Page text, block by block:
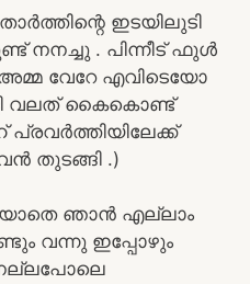
ഇടയിലുടി
നനച്ചു . പിന്നീട് ഫുൾ
വേറേ എവിടെയോ
വലത് കൈകൊണ്ട്
തുടങ്ങി .)
ഞാൻ എല്ലാം
വന്നു ഇപ്പോഴും
നല്ലപോലെ